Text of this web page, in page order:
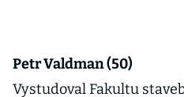
Petr Valdman (50)
Vystudoval Fakultu